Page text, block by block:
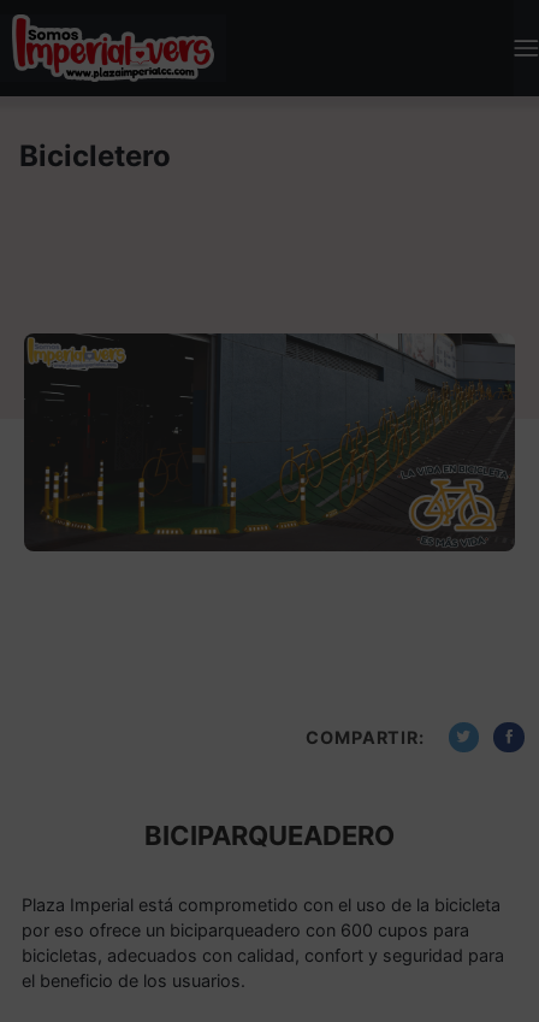
Bicicletero
COMPARTIR:
BICIPARQUEADERO
Plaza Imperial está comprometido con el uso de la bicicleta
por eso ofrece un biciparqueadero con 600 cupos para
bicicletas, adecuados con calidad, confort y seguridad para
el beneficio de los usuarios.